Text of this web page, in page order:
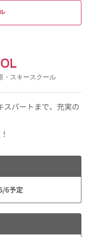
・スキースクール
スパートまで、充実の
6予定